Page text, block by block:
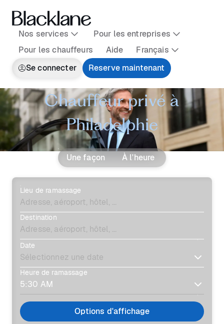
Nos services
Pour les entreprises
Pour les chauffeurs
Aide
Français
Se connecter
Reserve maintenant
Chauffeur privé à
Philadelphie
Une façon À l'heure
Lieu de ramassage
Destination
Date
Heure de ramassage
Options d'affichage